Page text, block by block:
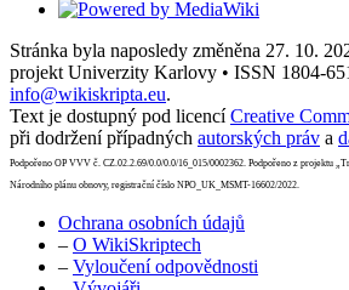
Stránka byla naposledy změněna 27. 10.
projekt Univerzity Karlovy • ISSN 1804-
info@wikiskripta.eu.
Text je dostupný pod licencíCreative
při dodržení případných autorských práv a
Podpořeno OP VVV č. CZ.02.2.69/0.0/0.0/16_015/0002362. Podpořeno z projektu
Národního plánu obnovy, registrační číslo NPO_UK_MSMT-16602/2022.
Ochrana osobních údajů
– O WikiSkriptech
– Vyloučení odpovědnosti